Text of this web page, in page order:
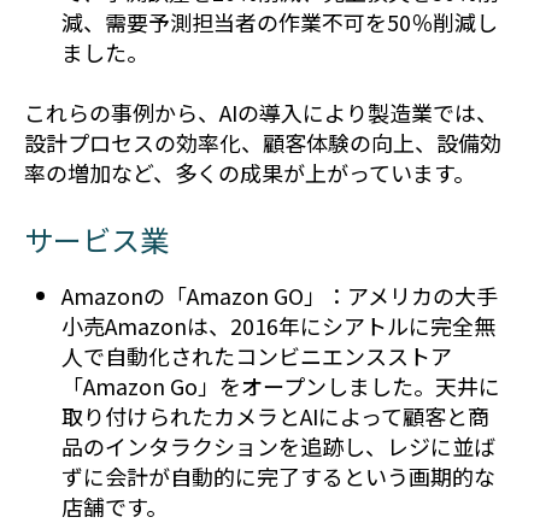
減、需要予測担当者の作業不可を50％削減し
ました。
これらの事例から、AIの導入により製造業では、
設計プロセスの効率化、顧客体験の向上、設備効
率の増加など、多くの成果が上がっています。
サービス業
Amazonの「Amazon GO」：アメリカの大手
小売Amazonは、2016年にシアトルに完全無
人で自動化されたコンビニエンスストア
「Amazon Go」をオープンしました。天井に
取り付けられたカメラとAIによって顧客と商
品のインタラクションを追跡し、レジに並ば
ずに会計が自動的に完了するという画期的な
店舗です。